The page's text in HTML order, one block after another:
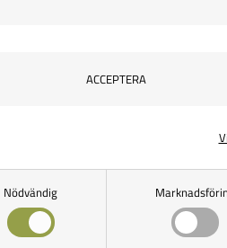
Nödvändig
249,00SEK